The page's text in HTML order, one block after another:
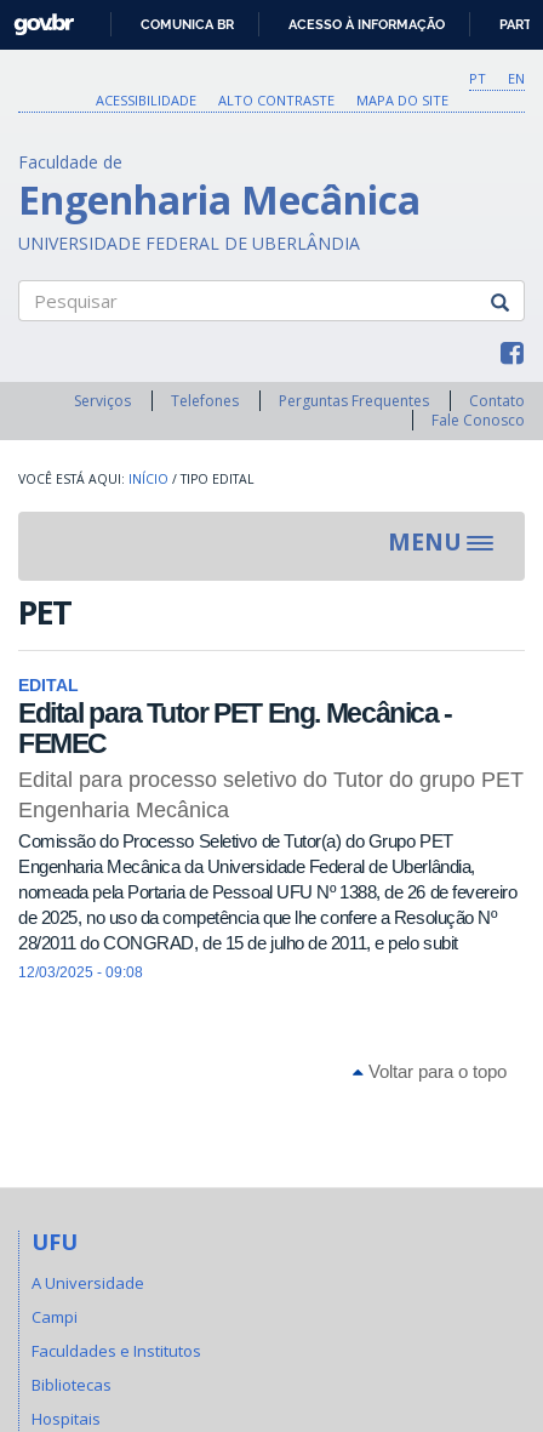
O
CONTEÚDO
GOVBR
COMUNICA BR ACESSO À INFORMAÇÃO
PT
EN
ACESSIBILIDADE
ALTO CONTRASTE MAPA DO SITE
Faculdade de
Engenharia Mecânica
UNIVERSIDADE FEDERAL DE UBERLÂNDIA
Serviços Telefones Perguntas Frequentes
Contato
Fale Conosco
INÍCIO / TIPO EDITAL
MENU
Toggle
PET
EDITAL
Edital para Tutor PET Eng. Mecânica -
FEMEC
Edital para processo seletivo do Tutor do grupo PET
Engenharia Mecânica
Comissão do Processo Seletivo de Tutor(a) do Grupo PET
Engenharia Mecânica da Universidade Federal de Uberlândia,
nomeada pela Portaria de Pessoal UFU Nº 1388, de 26 de fevereiro
de 2025, no uso da competência que lhe confere a Resolução Nº
28/2011 do CONGRAD, de 15 de julho de 2011, e pelo subit
12/03/2025 - 09:08
Voltar para o topo
UFU
A Universidade
Campi
Faculdades e Institutos
Bibliotecas
Hospitais